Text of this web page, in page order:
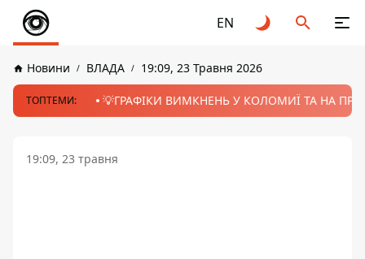
EN
Новини ВЛАДА 19:09, 23 Травня 2026
ТОПТЕМИ: 💡ГРАФІКИ ВИМКНЕНЬ У КОЛОМИЇ ТА НА
19:09, 23 травня